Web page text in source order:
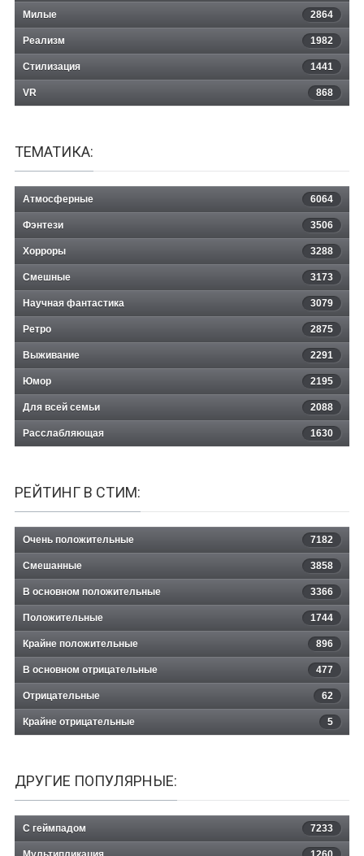
Милые 2864
Реализм 1982
Стилизация 1441
VR 868
ТЕМАТИКА:
Атмосферные 6064
Фэнтези 3506
Хорроры 3288
Смешные 3173
Научная фантастика 3079
Ретро 2875
Выживание 2291
Юмор 2195
Для всей семьи 2088
Расслабляющая 1630
РЕЙТИНГ В СТИМ:
Очень положительные 7182
Смешанные 3858
В основном положительные 3366
Положительные 1744
Крайне положительные 896
В основном отрицательные 477
Отрицательные 62
Крайне отрицательные 5
ДРУГИЕ ПОПУЛЯРНЫЕ:
С геймпадом 7233